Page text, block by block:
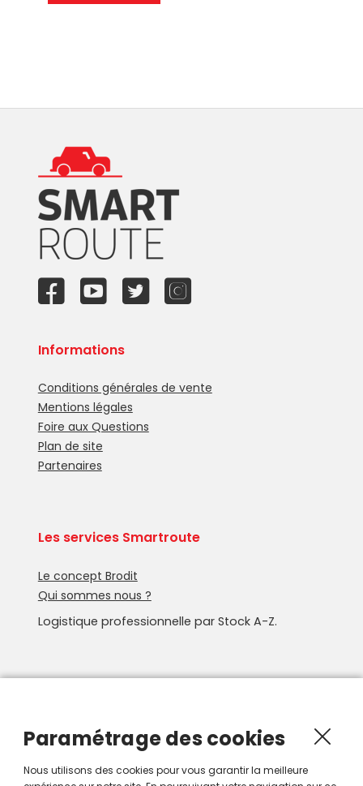
Informations
Conditions générales de vente
Mentions légales
Foire aux Questions
Plan de site
Partenaires
Les services Smartroute
Le concept Brodit
Qui sommes nous ?
Logistique professionnelle par Stock A-Z.
Recevoir les nouveautés Smartroute par e-mail.
Paramétrage des cookies
Nous utilisons des cookies pour vous garantir la meilleure